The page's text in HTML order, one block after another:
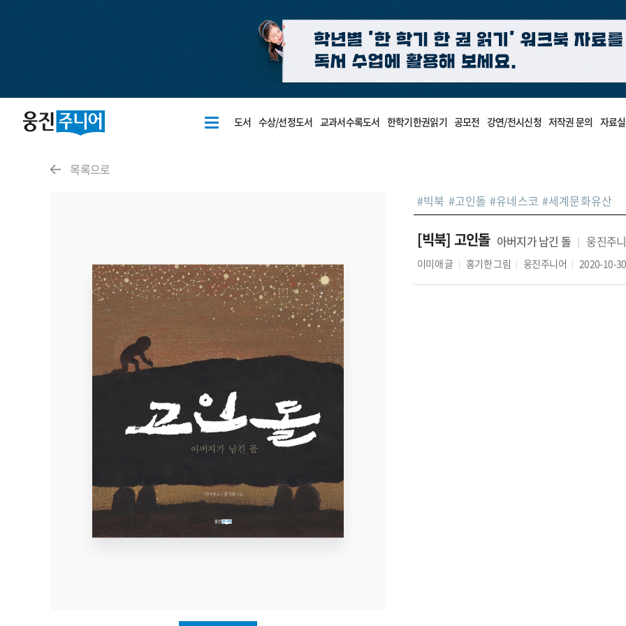
도서 수상/선정도서 교과서수록도서 한학기한권읽기 공모전 강연/전시신청 저작권 문의 자료실
목록으로
#빅북 #고인돌 #유네스코 #세계문화유산
[빅북] 고인돌 아버지가 남긴 돌 웅진주
이미애글 홍기한그림 웅진주니어 2020-10-30